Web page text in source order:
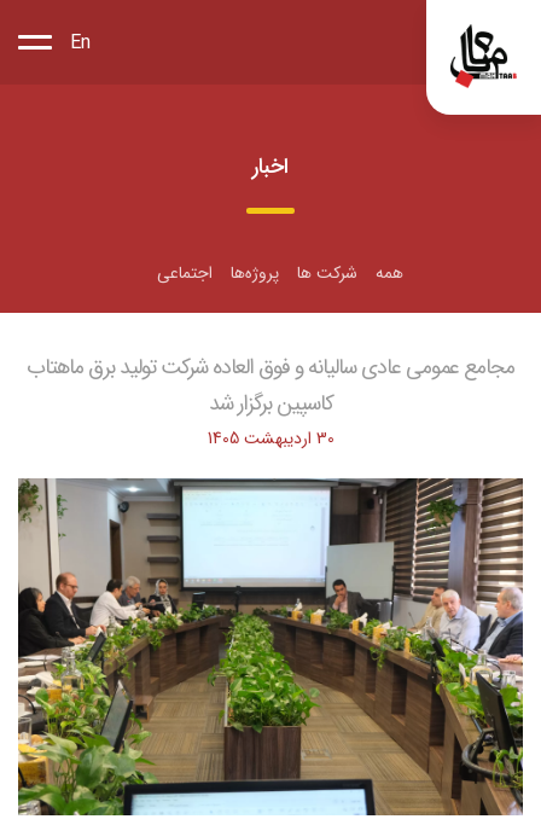
En
اخبار
همه شرکت ها پروژه‌ها اجتماعی
مجامع عمومی عادی سالیانه و فوق العاده شرکت تولید برق ماهتاب
کاسپین برگزار شد
30 اردیبهشت 1405